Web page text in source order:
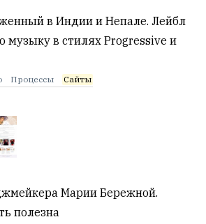
в Индии и Непале. Лейбл
музыку в стилях Progressive и
Процессы Сайты
Марии Бережной.
полезна